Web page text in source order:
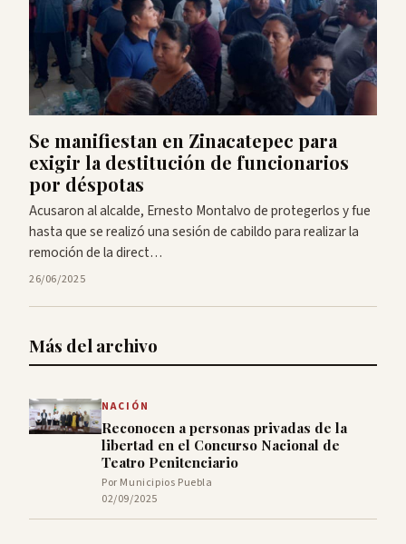
Se manifiestan en Zinacatepec para
exigir la destitución de funcionarios
por déspotas
Acusaron al alcalde, Ernesto Montalvo de protegerlos y fue
hasta que se realizó una sesión de cabildo para realizar la
remoción de la direct…
26/06/2025
Más del archivo
NACIÓN
Reconocen a personas privadas de la
libertad en el Concurso Nacional de
Teatro Penitenciario
Por Municipios Puebla
02/09/2025